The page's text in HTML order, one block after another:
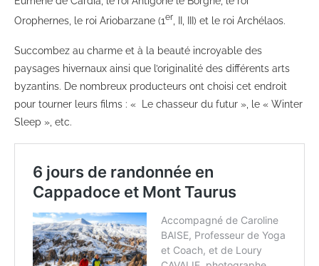
Orophernes, le roi Ariobarzane (1er , II, III) et le roi Archélaos.
Succombez au charme et à la beauté incroyable des
paysages hivernaux ainsi que l’originalité des différents arts
byzantins. De nombreux producteurs ont choisi cet endroit
pour tourner leurs films : « Le chasseur du futur », le « Winter
Sleep », etc.